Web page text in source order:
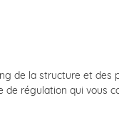
de la structure et
régulation qui vous